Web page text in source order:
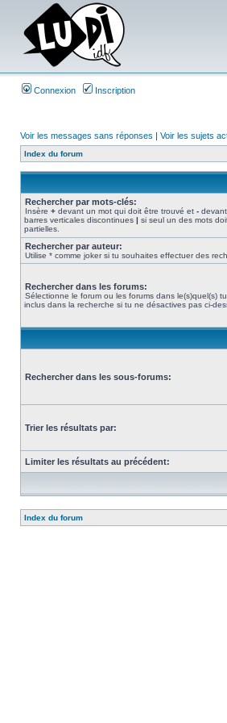
Connexion Inscription
Voir les messages sans réponses | Voir les sujets
Index du forum
Rechercher par mots-clés:
Insère + devant un mot qui doit être trouvé et -
barres verticales discontinues | si seul un des mots
partielles.
Rechercher par auteur:
Utilise * comme joker si tu souhaites effectuer des
Rechercher dans les forums:
Sélectionne le forum ou les forums dans le(s)quel(s)
inclus dans la recherche si tu ne désactives pas ci-
Rechercher dans les sous-forums:
Trier les résultats par:
Limiter les résultats au précédent:
Index du forum